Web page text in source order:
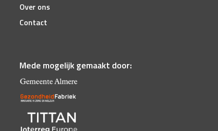
Over ons
Contact
Mede mogelijk gemaakt door: